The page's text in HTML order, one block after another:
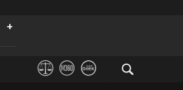
+
+
+